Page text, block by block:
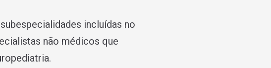
incluí­das no
não médicos que